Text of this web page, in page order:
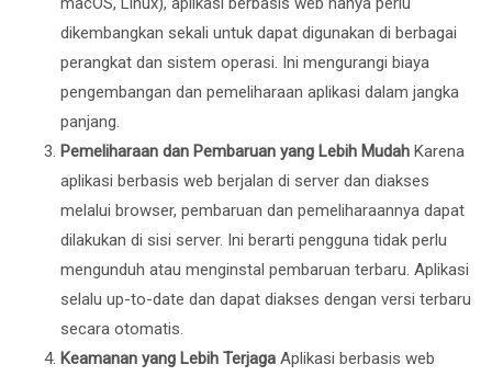
dikembangkan sekali untuk dapat digunakan di berbagai
perangkat dan sistem operasi. Ini mengurangi biaya
pengembangan dan pemeliharaan aplikasi dalam jangka
panjang.
Pemeliharaan dan Pembaruan yang Lebih Mudah Karena
aplikasi berbasis web berjalan di server dan diakses
melalui browser, pembaruan dan pemeliharaannya dapat
dilakukan di sisi server. Ini berarti pengguna tidak perlu
mengunduh atau menginstal pembaruan terbaru. Aplikasi
selalu up-to-date dan dapat diakses dengan versi terbaru
secara otomatis.
Keamanan yang Lebih Terjaga Aplikasi berbasis web